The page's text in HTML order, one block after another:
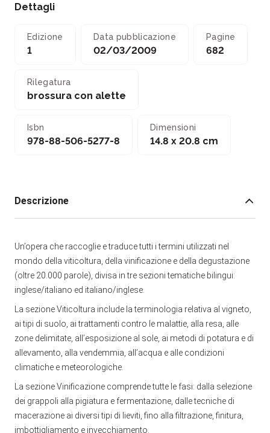
Dettagli
Edizione
1
Data pubblicazione
02/03/2009
Pagine
682
Rilegatura
brossura con alette
Isbn
978-88-506-5277-8
Dimensioni
14.8 x 20.8 cm
Descrizione
Un’opera che raccoglie e traduce tutti i termini utilizzati nel
mondo della viticoltura, della vinificazione e della degustazione
(oltre 20.000 parole), divisa in tre sezioni tematiche bilingui:
inglese/italiano ed italiano/inglese.
La sezione Viticoltura include la terminologia relativa al vigneto,
ai tipi di suolo, ai trattamenti contro le malattie, alla resa, alle
zone delimitate, all’esposizione al sole, ai metodi di potatura e di
allevamento, alla vendemmia, all’acqua e alle condizioni
climatiche e meteorologiche.
La sezione Vinificazione comprende tutte le fasi: dalla selezione
dei grappoli alla pigiatura e fermentazione, dalle tecniche di
macerazione ai diversi tipi di lieviti, fino alla filtrazione, finitura,
imbottigliamento e invecchiamento.